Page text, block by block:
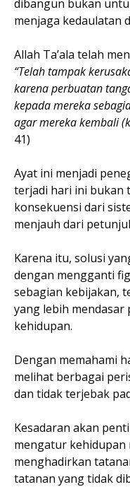
dibangun bukan
menjaga kedaulatan
Allah Ta’ala telah
“Telah tampak
karena perbuatan
kepada mereka
agar mereka kembali
41)
Ayat ini menjadi
terjadi hari ini bukan
konsekuensi dari
menjauh dari
Karena itu, solusi
dengan mengganti
sebagian kebijakan,
yang lebih mendasar
kehidupan.
Dengan memahami
melihat berbagai
dan tidak terjebak
Kesadaran akan
mengatur kehidupan
menghadirkan
tatanan yang tidak